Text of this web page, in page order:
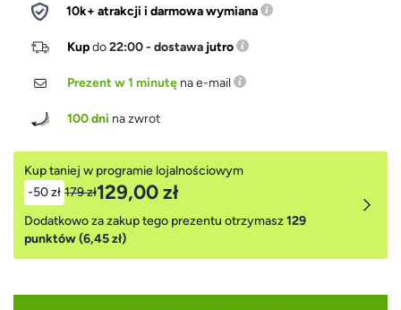
10k+ atrakcji i darmowa wymiana
Kupdo22:00 - dostawa jutro
Prezent w 1 minutę na e-mail
100 dni na zwrot
Kup taniej w programie lojalnościowym
-50 zł 179 zł129,00 zł
Dodatkowo za zakup tego prezentu otrzymasz129
punktów (6,45 zł)